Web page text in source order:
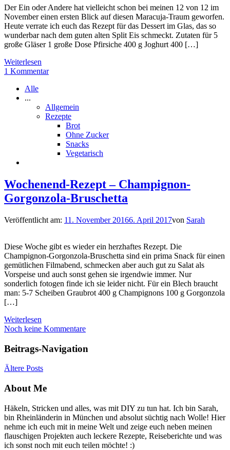
Der Ein oder Andere hat vielleicht schon bei meinen 12 von 12 im
November einen ersten Blick auf diesen Maracuja-Traum geworfen.
Heute verrate ich euch das Rezept für das Dessert im Glas, das so
wunderbar nach dem guten alten Split Eis schmeckt. Zutaten für 5
große Gläser 1 große Dose Pfirsiche 400 g Joghurt 400 […]
Weiterlesen
1 Kommentar
Alle
...
Allgemein
Rezepte
Brot
Ohne Zucker
Snacks
Vegetarisch
Wochenend-Rezept – Champignon-
Gorgonzola-Bruschetta
Veröffentlicht am: 11. November 20166. April 2017von Sarah
Diese Woche gibt es wieder ein herzhaftes Rezept. Die
Champignon-Gorgonzola-Bruschetta sind ein prima Snack für einen
gemütlichen Filmabend, schmecken aber auch gut zu Salat als
Vorspeise und auch sonst gehen sie irgendwie immer. Nur
sonderlich fotogen finde ich sie leider nicht. Für ein Blech braucht
man: 5-7 Scheiben Graubrot 400 g Champignons 100 g Gorgonzola
[…]
Weiterlesen
Noch keine Kommentare
Beitrags-Navigation
Ältere Posts
About Me
Häkeln, Stricken und alles, was mit DIY zu tun hat. Ich bin Sarah,
bin Rheinländerin in München und absolut süchtig nach Wolle! Hier
nehme ich euch mit in meine Welt und zeige euch neben meinen
flauschigen Projekten auch leckere Rezepte, Reiseberichte und was
ich sonst noch mit euch teilen möchte! :)